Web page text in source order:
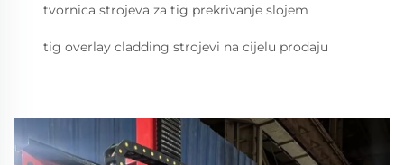
tvornica strojeva za tig prekrivanje slojem
tig overlay cladding strojevi na cijelu prodaju